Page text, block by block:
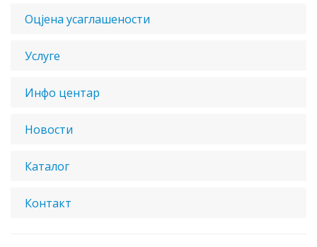
Оцјена усаглашености
Услуге
Инфо центар
Новости
Каталог
Контакт